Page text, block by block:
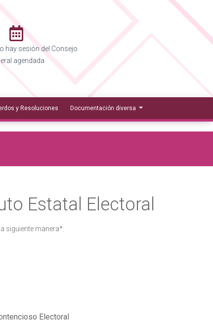
hay sesión del Consejo
agendada
y Resoluciones Documentación diversa
Estatal Electoral
siguiente manera*:
Electoral